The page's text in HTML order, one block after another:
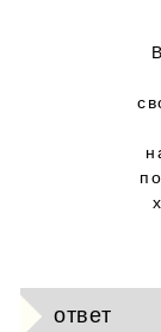
ответ